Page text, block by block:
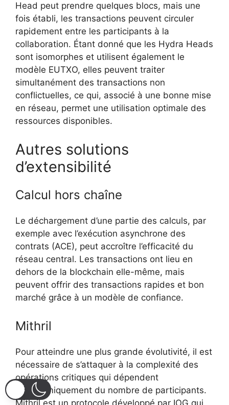
Head peut prendre quelques blocs, mais une
fois établi, les transactions peuvent circuler
rapidement entre les participants à la
collaboration. Étant donné que les Hydra Heads
sont isomorphes et utilisent également le
modèle EUTXO, elles peuvent traiter
simultanément des transactions non
conflictuelles, ce qui, associé à une bonne mise
en réseau, permet une utilisation optimale des
ressources disponibles.
Autres solutions
d’extensibilité
Calcul hors chaîne
Le déchargement d’une partie des calculs, par
exemple avec l’exécution asynchrone des
contrats (ACE), peut accroître l’efficacité du
réseau central. Les transactions ont lieu en
dehors de la blockchain elle-même, mais
peuvent offrir des transactions rapides et bon
marché grâce à un modèle de confiance.
Mithril
Pour atteindre une plus grande évolutivité, il est
nécessaire de s’attaquer à la complexité des
opérations critiques qui dépendent
logarithmiquement du nombre de participants.
Mithril est un protocole développé par IOG qui